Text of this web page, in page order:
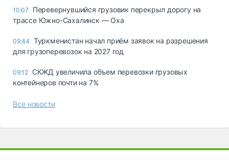
10:07
Перевернувшийся грузовик перекрыл дорогу на
трассе Южно-Сахалинск — Оха
09:44 Туркменистан начал приём заявок на разрешения
для грузоперевозок на 2027 год
09:12 СКЖД увеличила объем перевозки грузовых
контейнеров почти на 7%
Все новости